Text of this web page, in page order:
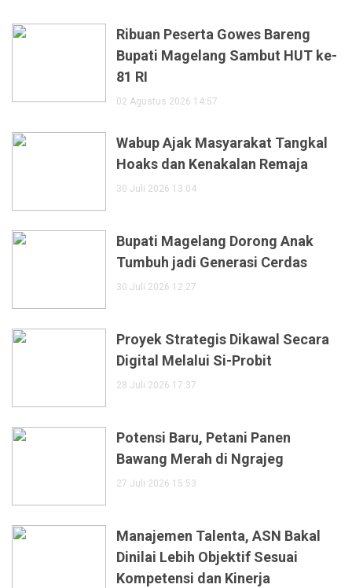
Ribuan Peserta Gowes Bareng
Bupati Magelang Sambut HUT ke-
81 RI
02 Agustus 2026 14:57
Wabup Ajak Masyarakat Tangkal
Hoaks dan Kenakalan Remaja
30 Juli 2026 13:04
Bupati Magelang Dorong Anak
Tumbuh jadi Generasi Cerdas
30 Juli 2026 12:27
Proyek Strategis Dikawal Secara
Digital Melalui Si-Probit
28 Juli 2026 17:37
Potensi Baru, Petani Panen
Bawang Merah di Ngrajeg
27 Juli 2026 15:53
Manajemen Talenta, ASN Bakal
Dinilai Lebih Objektif Sesuai
Kompetensi dan Kinerja